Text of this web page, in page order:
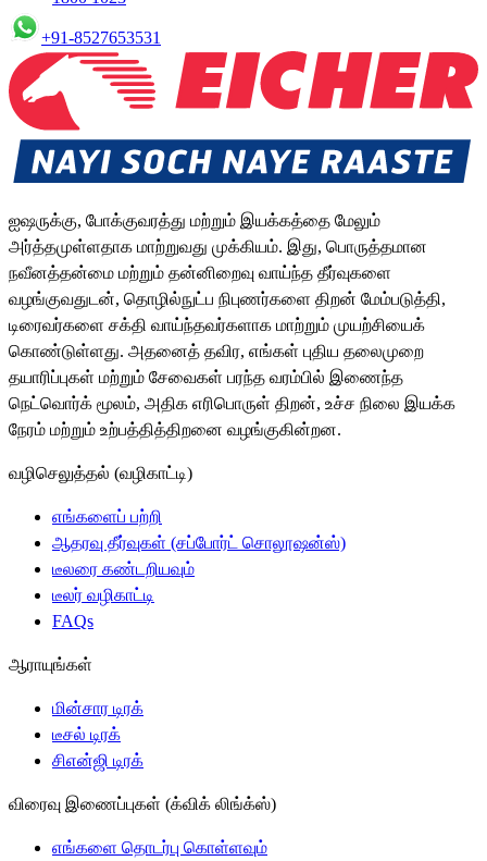
+91-8527653531
ஐஷருக்கு, போக்குவரத்து மற்றும் இயக்கத்தை மேலும்
அர்த்தமுள்ளதாக மாற்றுவது முக்கியம். இது, பொருத்தமான
நவீனத்தன்மை மற்றும் தன்னிறைவு வாய்ந்த தீர்வுகளை
வழங்குவதுடன், தொழில்நுட்ப நிபுணர்களை திறன் மேம்படுத்தி,
டிரைவர்களை சக்தி வாய்ந்தவர்களாக மாற்றும் முயற்சியைக்
கொண்டுள்ளது. அதனைத் தவிர, எங்கள் புதிய தலைமுறை
தயாரிப்புகள் மற்றும் சேவைகள் பரந்த வரம்பில் இணைந்த
நெட்வொர்க் மூலம், அதிக எரிபொருள் திறன், உச்ச நிலை இயக்க
நேரம் மற்றும் உற்பத்தித்திறனை வழங்குகின்றன.
வழிசெலுத்தல் (வழிகாட்டி)
எங்களைப் பற்றி
ஆதரவு தீர்வுகள் (சப்போர்ட் சொலூஷன்ஸ்)
டீலரை கண்டறியவும்
டீலர் வழிகாட்டி
FAQs
ஆராயுங்கள்
மின்சார டிரக்
டீசல் டிரக்
சிஎன்ஜி டிரக்
விரைவு இணைப்புகள் (க்விக் லிங்க்ஸ்)
எங்களை தொடர்பு கொள்ளவும்